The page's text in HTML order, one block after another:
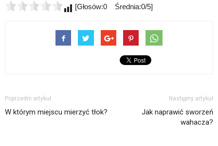
[Głosów:0 Średnia:0/5]
Poprzedni artykuł
W którym miejscu mierzyć tłok?
Następny artykuł
Jak naprawić sworzeń
wahacza?